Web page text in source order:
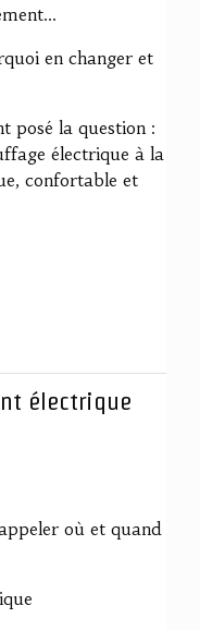
en changer et
posé la question :
électrique à la
confortable et
électrique
où et quand